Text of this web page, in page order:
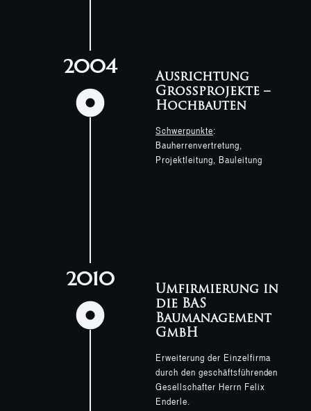
2004
Ausrichtung
Großprojekte –
Hochbauten
Schwerpunkte:
Bauherrenvertretung,
Projektleitung, Bauleitung
2010
Umfirmierung in
die BAS
Baumanagement
GmbH
Erweiterung der Einzelfirma
durch den geschäftsführenden
Gesellschafter Herrn Felix
Enderle.